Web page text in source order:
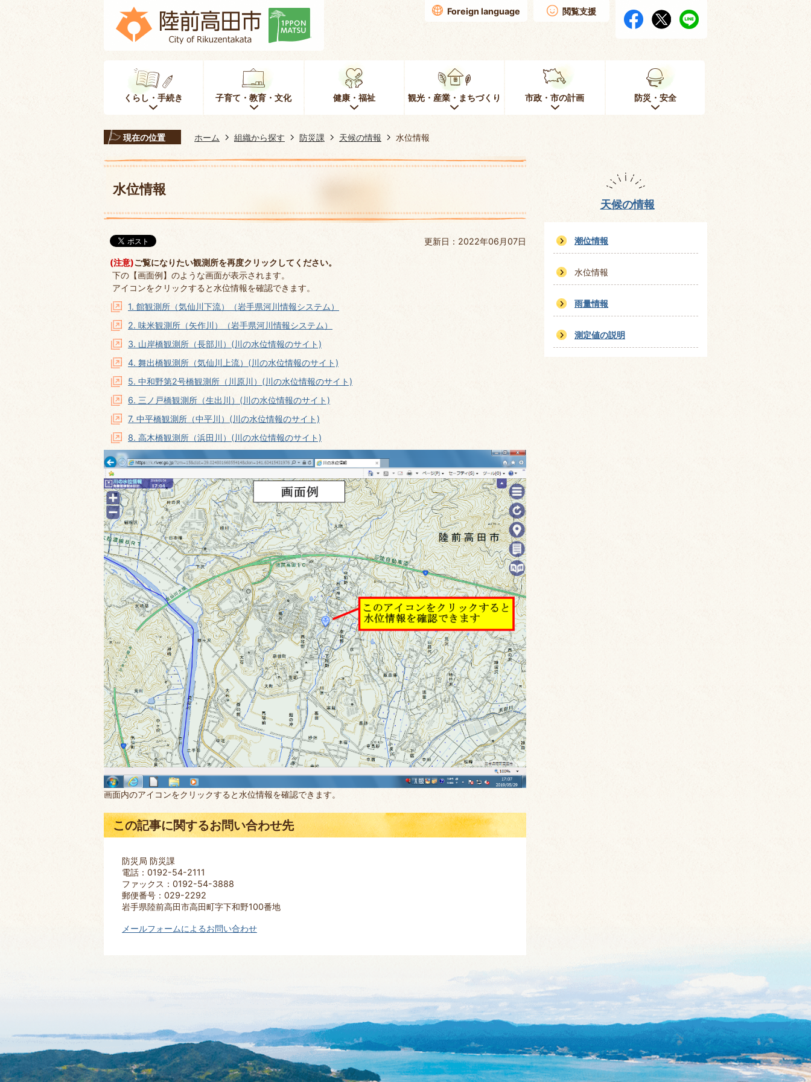
Foreign language 閲覧支援
くらし・手続き 子育て・教育・文化 健康・福祉 観光・産業・まちづくり 市政・市の計画 防災・安全
現在の位置 ホーム 組織から探す 防災課 天候の情報 水位情報
水位情報
更新日：2022年06月07日
(注意)ご覧になりたい観測所を再度クリックしてください。
下の【画面例】のような画面が表示されます。
アイコンをクリックすると水位情報を確認できます。
1. 館観測所（気仙川下流）（岩手県河川情報システム）
2. 味米観測所（矢作川）（岩手県河川情報システム）
3. 山岸橋観測所（長部川）(川の水位情報のサイト)
4. 舞出橋観測所（気仙川上流）(川の水位情報のサイト)
5. 中和野第2号橋観測所（川原川）(川の水位情報のサイト)
6. 三ノ戸橋観測所（生出川）(川の水位情報のサイト)
7. 中平橋観測所（中平川）(川の水位情報のサイト)
8. 高木橋観測所（浜田川）(川の水位情報のサイト)
画面内のアイコンをクリックすると水位情報を確認できます。
この記事に関するお問い合わせ先
防災局 防災課
電話：0192-54-2111
ファックス：0192-54-3888
郵便番号：029-2292
岩手県陸前高田市高田町字下和野100番地
メールフォームによるお問い合わせ
天候の情報
潮位情報
水位情報
雨量情報
測定値の説明